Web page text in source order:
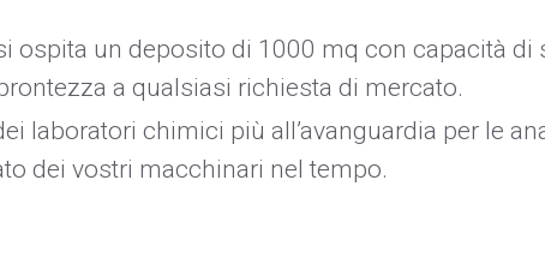
ospita un deposito di 1000 mq con capacità
a qualsiasi richiesta di mercato.
laboratori chimici più all’avanguardia per le
dei vostri macchinari nel tempo.